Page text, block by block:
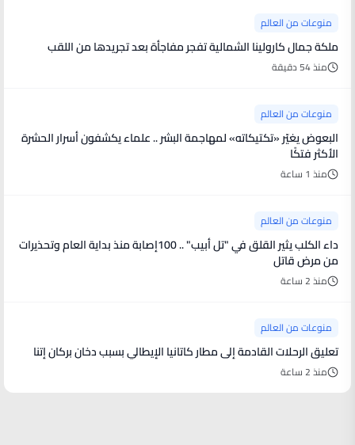
منوعات من العالم
ملكة جمال كارولينا الشمالية تفجر مفاجأة بعد تجريدها من اللقب
منذ 54 دقيقة
منوعات من العالم
البعوض يغيّر «تكتيكاته» لمهاجمة البشر .. علماء يكشفون أسرار الحشرة
الأكثر فتكًا
منذ 1 ساعة
منوعات من العالم
داء الكلب يثير القلق في "تل أبيب" .. 100إصابة منذ بداية العام وتحذيرات
من مرض قاتل
منذ 2 ساعة
منوعات من العالم
تعليق الرحلات القادمة إلى مطار كاتانيا الإيطالي بسبب دخان بركان إتنا
منذ 2 ساعة